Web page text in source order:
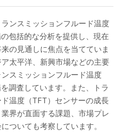
ンスミッションフルード温度
包括的な分析を提供し、現在
の見通しに焦点を当てていま
太平洋、新興市場などの主要
スミッションフルード温度
調査しています。また、トラ
温度（TFT）センサーの成長
界が直面する課題、市場プレ
ついても考察しています。